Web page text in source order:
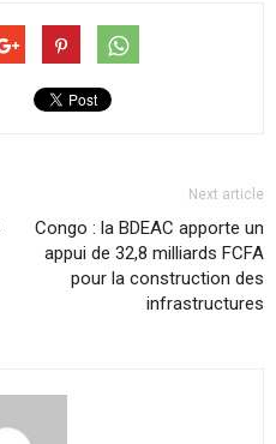
Next article
Congo : la BDEAC apporte un
appui de 32,8 milliards FCFA
pour la construction des
infrastructures